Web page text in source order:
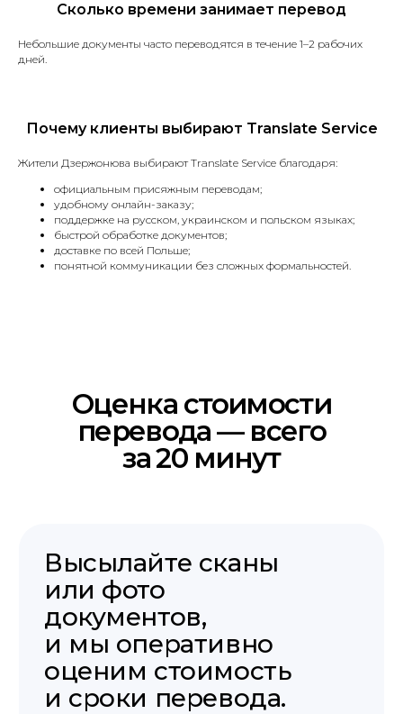
Сколько времени занимает перевод
Небольшие документы часто переводятся в течение 1–2 рабочих
дней.
Почему клиенты выбирают Translate Service
Жители Дзержонюва выбирают Translate Service благодаря:
официальным присяжным переводам;
удобному онлайн-заказу;
поддержке на русском, украинском и польском языках;
быстрой обработке документов;
доставке по всей Польше;
понятной коммуникации без сложных формальностей.
Как мы работаем
Вы присылаете документы,
мы определяем стоимость
и сроки за 20 минут.
Наш присяжный переводчик выполняет
перевод и проставляет свою печать.
Перевод и заверение
Забирайте готовый документ в офисе,
заказывайте доставку курьером или
по почте.